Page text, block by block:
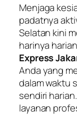
Menjaga
padatnya
Selatan kini
harinya
Express
Anda yang
dalam waktu
sendiri
layanan